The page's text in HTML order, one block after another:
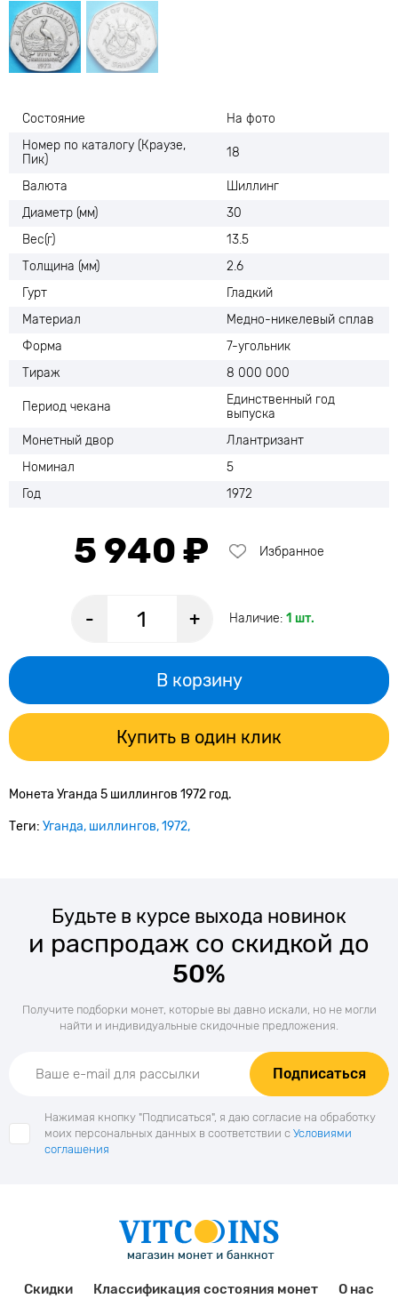
Состояние
На фото
Номер по каталогу (Краузе,
Пик)
18
Валюта
Шиллинг
Диаметр (мм)
30
Вес(г)
13.5
Толщина (мм)
2.6
Гурт
Гладкий
Материал
Медно-никелевый сплав
Форма
7-угольник
Тираж
8 000 000
Период чекана
Единственный год
выпуска
Монетный двор
Ллантризант
Номинал
5
Год
1972
5 940 ₽ Избранное
- + Наличие: 1 шт.
В корзину
Купить в один клик
Монета Уганда 5 шиллингов 1972 год.
Теги: Уганда шиллингов 1972
Будьте в курсе выхода новинок
и распродаж со скидкой до
50%
Получите подборки монет, которые вы давно искали, но не могли
найти и индивидуальные скидочные предложения.
Подписаться
Нажимая кнопку "Подписаться", я даю согласие на обработку
моих персональных данных в соответствии с Условиями
соглашения
Скидки Классификация состояния монет
О нас